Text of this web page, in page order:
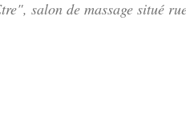
salon de massage situé